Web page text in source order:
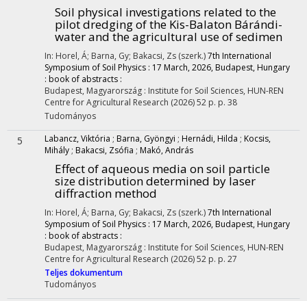
Soil physical investigations related to the
pilot dredging of the Kis-Balaton Bárándi-
water and the agricultural use of sedimen
In: Horel, Á; Barna, Gy; Bakacsi, Zs (szerk.)7th International
Symposium of Soil Physics : 17 March, 2026, Budapest, Hungary
: book of abstracts :
Budapest, Magyarország : Institute for Soil Sciences, HUN-REN
Centre for Agricultural Research (2026)52 p. p. 38
Tudományos
5 Labancz, Viktória ; Barna, Gyöngyi ; Hernádi, Hilda ; Kocsis,
Mihály ; Bakacsi, Zsófia ; Makó, András
Effect of aqueous media on soil particle
size distribution determined by laser
diffraction method
In: Horel, Á; Barna, Gy; Bakacsi, Zs (szerk.)7th International
Symposium of Soil Physics : 17 March, 2026, Budapest, Hungary
: book of abstracts :
Budapest, Magyarország : Institute for Soil Sciences, HUN-REN
Centre for Agricultural Research (2026)52 p. p. 27
Teljes dokumentum
Tudományos